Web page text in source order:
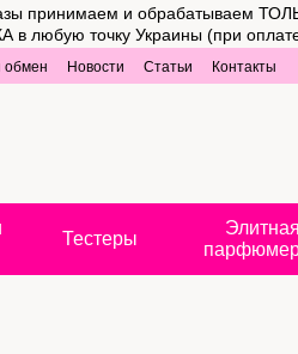
принимаем и обрабатываем
точку Украины (при оплате
обмен Новости Статьи Контакты
Тестеры
Элитная